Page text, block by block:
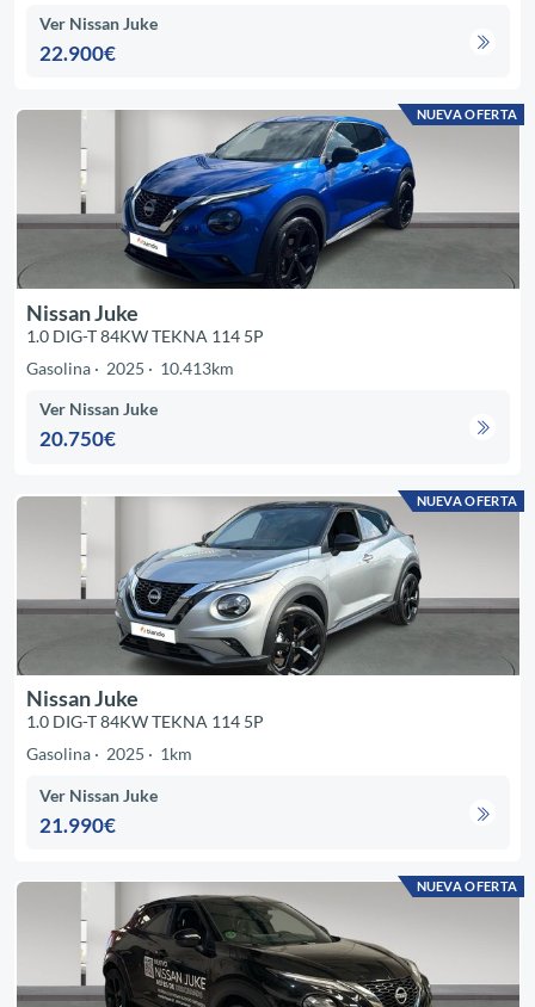
Ver Nissan Juke
22.900€
NUEVA OFERTA
Nissan Juke
1.0 DIG-T 84KW TEKNA 114 5P
Gasolina
2025 10.413km
Ver Nissan Juke
20.750€
NUEVA OFERTA
Nissan Juke
1.0 DIG-T 84KW TEKNA 114 5P
Gasolina
2025 1km
Ver Nissan Juke
21.990€
NUEVA OFERTA